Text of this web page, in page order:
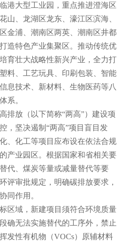
港大型工业园，重点推进澄海区
山、龙湖区龙东、濠江区滨海、
金浦、潮南区两英、潮南区井都
造特色产业集聚区。推动传统优
育壮大战略性新兴产业，全力打
料、工艺玩具、印刷包装、智能
息技术、新材料、生物医药等八
系。
放（以下简称“两高”）建设项
，坚决遏制“两高”项目盲目发
、化工等项目应布设在依法合规
产业园区。根据国家和省相关要
代、煤炭等量或减量替代等要
评审批规定，明确碳排放要求，
同作用。
域，新建项目须符合环境质量
确无法实施替代的工序外，禁止
发性有机物（VOCs）原辅材料